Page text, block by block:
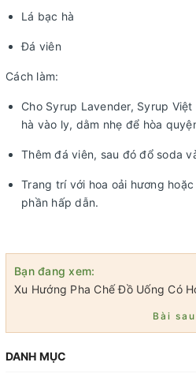
Lá bạc hà
Đá viên
Cách làm:
Cho Syrup Lavender, Syrup
hà vào ly, dằm nhẹ để hòa
Thêm đá viên, sau đó đổ soda
Trang trí với hoa oải hương
phần hấp dẫn.
Bạn đang xem:
Bài sau
DANH MỤC